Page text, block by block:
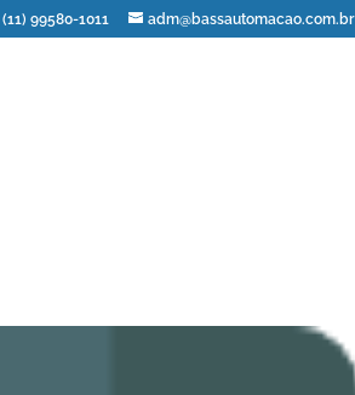
(11) 99580-1011 adm@bassautomacao.com.br